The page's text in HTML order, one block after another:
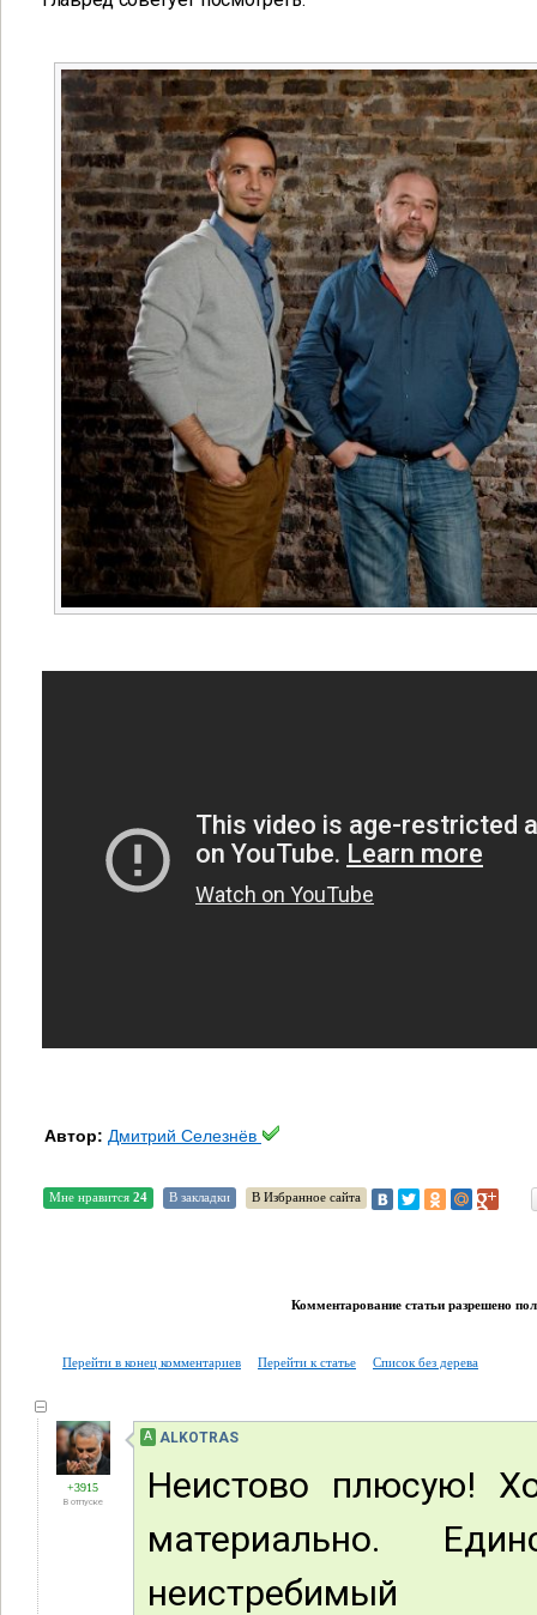
Автор: Дмитрий Селезнёв
Мне нравится 24 В закладки В Избранное сайта
Комментарование статьи разрешено
Перейти в конец комментариев Перейти к статье Список без дерева
+3915
В отпуске
А ALKOTRAS
Неистово плюсую!
материально.